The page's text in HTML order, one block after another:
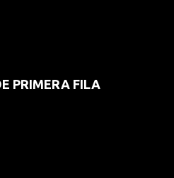
PRIMERA FILA